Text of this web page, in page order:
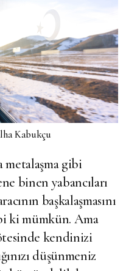
Kabukçu
gibi
binen yabancıları
başkalaşmasını
ki mümkün. Ama
kendinizi
düşünmeniz